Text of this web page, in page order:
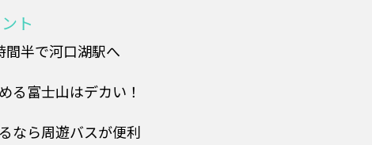
ト
間半で河口湖駅へ
る富士山はデカい！
なら周遊バスが便利